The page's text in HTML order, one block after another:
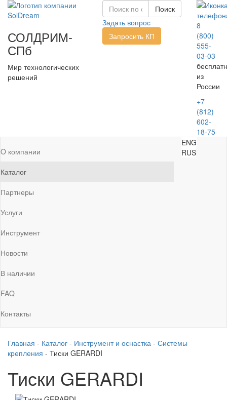
СОЛДРИМ-
СПб
Мир технологических
решений
Задать вопрос
Запросить КП
8
(800)
555-
03-03
из
России
+7
(812)
602-
18-75
O компании
Каталог
Партнеры
Услуги
Инструмент
Новости
В наличии
FAQ
Контакты
ENG
RUS
Главная - Каталог - Инструмент и оснастка - Системы
крепления - Тиски GERARDI
Тиски GERARDI